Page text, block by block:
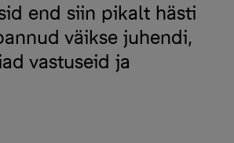
end siin pikalt hästi
väikse juhendi,
vastuseid ja